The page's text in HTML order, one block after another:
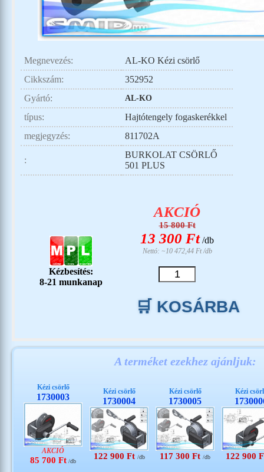
Megnevezés:
AL-KO Kézi csörlő
Cikkszám:
352952
Gyártó:
AL-KO
típus:
Hajtótengely fogaskerékkel
megjegyzés:
811702A
:
BURKOLAT CSÖRLŐ
501 PLUS
Kézbesítés:
8-21 munkanap
AKCIÓ
15 800 Ft
13 300 Ft/db
Nettó: ~10 472,44 Ft /db
A terméket ezekhez ajánljuk:
Kézi csörlő
1730003
AKCIÓ
85 700 Ft /db
Kézi csörlő
1730004
122 900 Ft /db
Kézi csörlő
1730005
117 300 Ft /db
Kézi
122 900